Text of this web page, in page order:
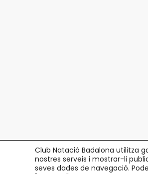
Club Natació Badalona utilitza
nostres serveis i mostrar-li
seves dades de navegació.